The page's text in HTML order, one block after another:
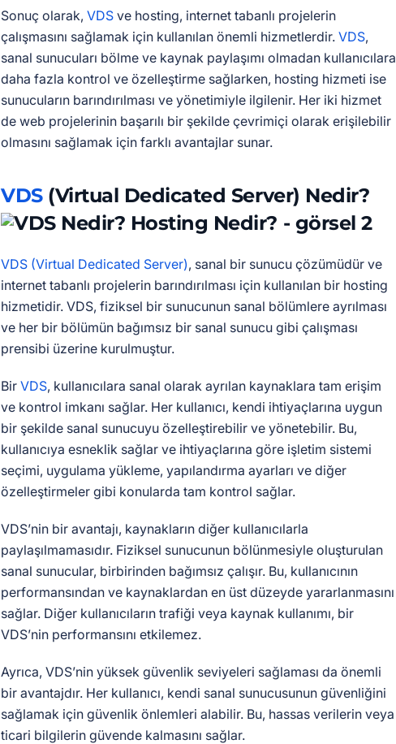
Sonuç olarak, VDS ve hosting, internet tabanlı projelerin
çalışmasını sağlamak için kullanılan önemli hizmetlerdir. VDS,
sanal sunucuları bölme ve kaynak paylaşımı olmadan kullanıcılara
daha fazla kontrol ve özelleştirme sağlarken, hosting hizmeti ise
sunucuların barındırılması ve yönetimiyle ilgilenir. Her iki hizmet
de web projelerinin başarılı bir şekilde çevrimiçi olarak erişilebilir
olmasını sağlamak için farklı avantajlar sunar.
VDS(Virtual Dedicated Server) Nedir?
VDS (Virtual Dedicated Server), sanal bir sunucu çözümüdür ve
internet tabanlı projelerin barındırılması için kullanılan bir hosting
hizmetidir. VDS, fiziksel bir sunucunun sanal bölümlere ayrılması
ve her bir bölümün bağımsız bir sanal sunucu gibi çalışması
prensibi üzerine kurulmuştur.
Bir VDS, kullanıcılara sanal olarak ayrılan kaynaklara tam erişim
ve kontrol imkanı sağlar. Her kullanıcı, kendi ihtiyaçlarına uygun
bir şekilde sanal sunucuyu özelleştirebilir ve yönetebilir. Bu,
kullanıcıya esneklik sağlar ve ihtiyaçlarına göre işletim sistemi
seçimi, uygulama yükleme, yapılandırma ayarları ve diğer
özelleştirmeler gibi konularda tam kontrol sağlar.
VDS’nin bir avantajı, kaynakların diğer kullanıcılarla
paylaşılmamasıdır. Fiziksel sunucunun bölünmesiyle oluşturulan
sanal sunucular, birbirinden bağımsız çalışır. Bu, kullanıcının
performansından ve kaynaklardan en üst düzeyde yararlanmasını
sağlar. Diğer kullanıcıların trafiği veya kaynak kullanımı, bir
VDS’nin performansını etkilemez.
Ayrıca, VDS’nin yüksek güvenlik seviyeleri sağlaması da önemli
bir avantajdır. Her kullanıcı, kendi sanal sunucusunun güvenliğini
sağlamak için güvenlik önlemleri alabilir. Bu, hassas verilerin veya
ticari bilgilerin güvende kalmasını sağlar.